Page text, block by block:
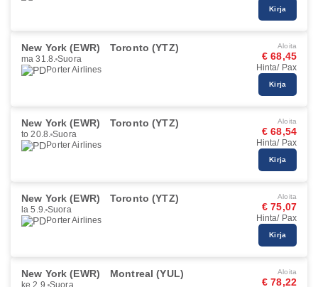
Kirja
New York (EWR) Toronto (YTZ)
ma 31.8. Suora
Porter Airlines
Aloita
€ 68,45
Hinta/ Pax
Kirja
New York (EWR) Toronto (YTZ)
to 20.8. Suora
Porter Airlines
Aloita
€ 68,54
Hinta/ Pax
Kirja
New York (EWR) Toronto (YTZ)
la 5.9. Suora
Porter Airlines
Aloita
€ 75,07
Hinta/ Pax
Kirja
New York (EWR) Montreal (YUL)
ke 2.9. Suora
Aloita
€ 78,22